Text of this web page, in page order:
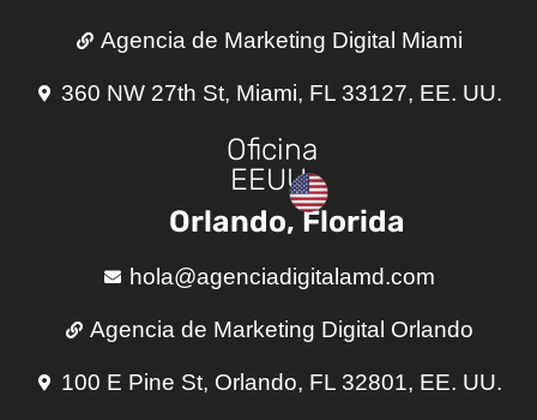
Agencia de Marketing Digital Miami
360 NW 27th St, Miami, FL 33127, EE. UU.
Oficina
EEUU
Orlando, Florida
hola@agenciadigitalamd.com
Agencia de Marketing Digital Orlando
100 E Pine St, Orlando, FL 32801, EE. UU.